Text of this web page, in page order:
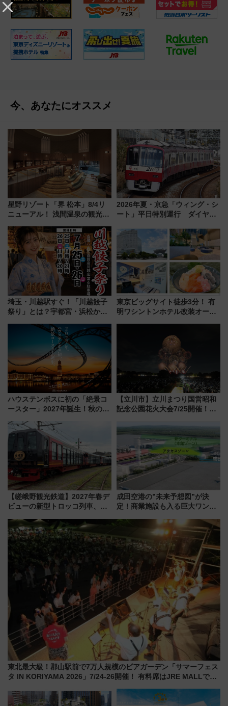
今、あなたにオススメ
星野リゾート「界 松本」8/4リ
ニューアル！ 浅間温泉の観光ス
イタリアン”まで至福の滞在を解
説（2026年最新）
2026年夏・京急「ウィング・シ
ート」平日特別運行 ダイヤ・
三浦海岸を堪能できるお出かけ
プランもご紹介
埼玉・川越駅すぐ！「川越餃子
祭り」とは？宇都宮・浜松から
を食べ比べ【7月25日・26日開
東京ビッグサイト徒歩3分！ 有
明ワシントンホテル改装オープ
ュッフェを現地レポ
ハウステンボスに初の「絶景コ
ースター」2027年誕生！秋の
ろも一挙紹介
【立川市】立川まつり国営昭和
記念公園花火大会7/25開催！
混雑に要注意、その理由は
【嵯峨野観光鉄道】2027年春デ
ビューの新型トロッコ列車、い
は2026年で引退
成田空港の”未来予想図”が決
定！商業施設も入る巨大ワンタ
で新型特急が品川･羽田とを結
ぶ！ JR空港駅は2面3線化！
東北最大級！郡山駅前で7万人規模のビアガーデン「サマーフェス
タ IN KORIYAMA 2026」7/24-26開催！ 有料席はJRE MALLで予